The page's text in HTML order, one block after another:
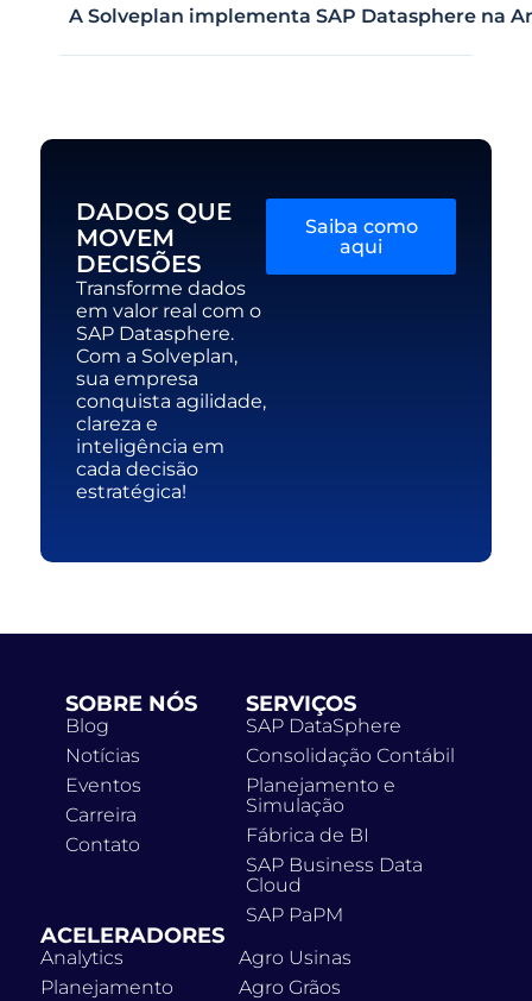
A Solveplan implementa SAP Datasphere na
DADOS QUE
MOVEM
DECISÕES
Transforme dados
em valor real com o
SAP Datasphere.
Com a Solveplan,
sua empresa
conquista agilidade,
clareza e
inteligência em
cada decisão
estratégica!
Saiba como
aqui
SOBRE NÓS
Blog
Notícias
Eventos
Carreira
Contato
SERVIÇOS
SAP DataSphere
Consolidação Contábil
Planejamento e
Simulação
Fábrica de BI
SAP Business Data
Cloud
SAP PaPM
ACELERADORES
Analytics
Planejamento
Agro Usinas
Agro Grãos